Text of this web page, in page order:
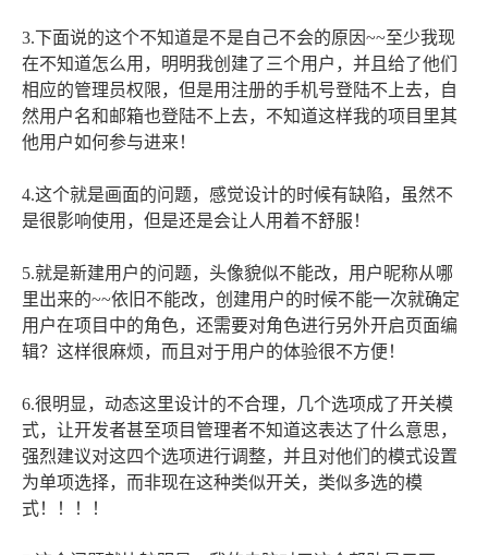
3.下面说的这个不知道是不是自己不会的原因~~至少我现
在不知道怎么用，明明我创建了三个用户，并且给了他们
相应的管理员权限，但是用注册的手机号登陆不上去，自
然用户名和邮箱也登陆不上去，不知道这样我的项目里其
他用户如何参与进来！
4.这个就是画面的问题，感觉设计的时候有缺陷，虽然不
是很影响使用，但是还是会让人用着不舒服！
5.就是新建用户的问题，头像貌似不能改，用户昵称从哪
里出来的~~依旧不能改，创建用户的时候不能一次就确定
用户在项目中的角色，还需要对角色进行另外开启页面编
辑？这样很麻烦，而且对于用户的体验很不方便！
6.很明显，动态这里设计的不合理，几个选项成了开关模
式，让开发者甚至项目管理者不知道这表达了什么意思，
强烈建议对这四个选项进行调整，并且对他们的模式设置
为单项选择，而非现在这种类似开关，类似多选的模
式！！！！